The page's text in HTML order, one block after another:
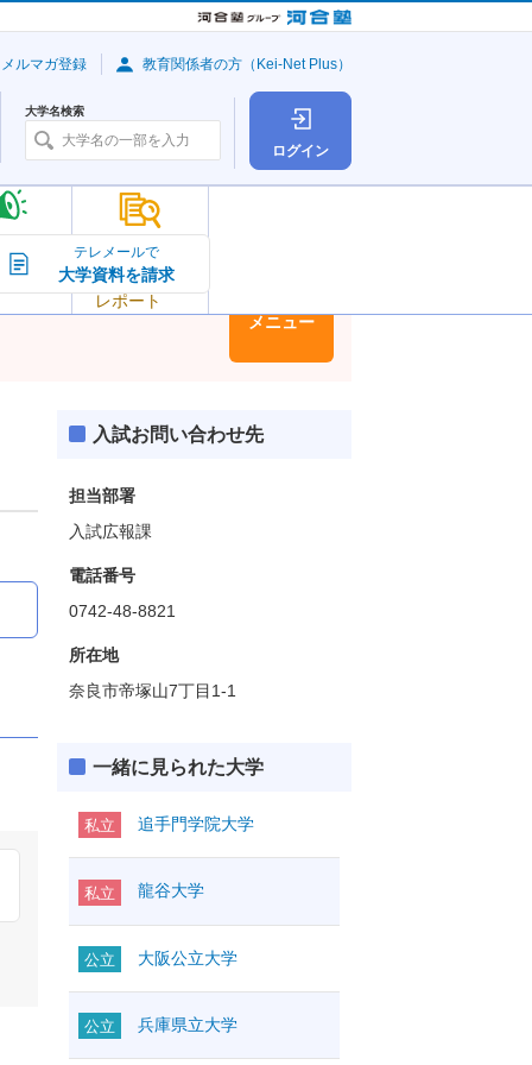
ログイン
学
大学の今
トピック＆
レポート
大学名検索
ルマガ登録 教育関係者の方（Kei-Net Plus）
テレメールで
大学資料を請求
メニュー
入試お問い合わせ先
担当部署
入試広報課
電話番号
0742-48-8821
所在地
奈良市帝塚山7丁目1-1
一緒に見られた大学
私立 追手門学院大学
私立 龍谷大学
公立 大阪公立大学
公立 兵庫県立大学